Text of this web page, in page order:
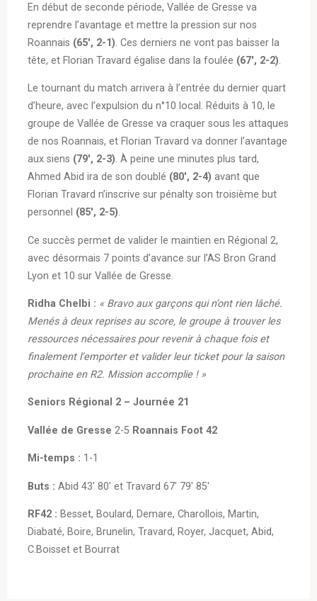
En début de seconde période, Vallée de Gresse va
reprendre l’avantage et mettre la pression sur nos
Roannais (65′, 2-1). Ces derniers ne vont pas baisser la
tête, et Florian Travard égalise dans la foulée (67′, 2-2).
Le tournant du match arrivera à l’entrée du dernier quart
d’heure, avec l’expulsion du n°10 local. Réduits à 10, le
groupe de Vallée de Gresse va craquer sous les attaques
de nos Roannais, et Florian Travard va donner l’avantage
aux siens (79′, 2-3). À peine une minutes plus tard,
Ahmed Abid ira de son doublé (80′, 2-4) avant que
Florian Travard n’inscrive sur pénalty son troisième but
personnel (85′, 2-5).
Ce succès permet de valider le maintien en Régional 2,
avec désormais 7 points d’avance sur l’AS Bron Grand
Lyon et 10 sur Vallée de Gresse.
Ridha Chelbi : « Bravo aux garçons qui n’ont rien lâché.
Menés à deux reprises au score, le groupe à trouver les
ressources nécessaires pour revenir à chaque fois et
finalement l’emporter et valider leur ticket pour la saison
prochaine en R2. Mission accomplie ! »
Seniors Régional 2 – Journée 21
Vallée de Gresse 2-5 Roannais Foot 42
Mi-temps : 1-1
Buts : Abid 43′ 80′ et Travard 67′ 79′ 85′
RF42 : Besset, Boulard, Demare, Charollois, Martin,
Diabaté, Boire, Brunelin, Travard, Royer, Jacquet, Abid,
C.Boisset et Bourrat